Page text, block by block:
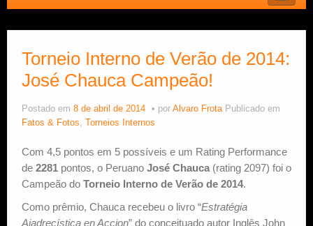
Fique Sócio
Quem Somos?
Calendário
Torneio Interno de Verão de 2014:
José Chauca Campeão!
Postado em 8 de abril de 2014 por Alvaro Frota Publicado em
Fatos & Fotos, Torneios Internos
Com 4,5 pontos em 5 possíveis e um Rating Performance
de 2281 pontos, o Peruano José Chauca (rating 2097) foi o
Campeão do Torneio Interno de Verão de 2014.
Como prêmio, Chauca recebeu o livro “Estratégia
Ajadrecística en Accion” do conceituado autor Inglês John